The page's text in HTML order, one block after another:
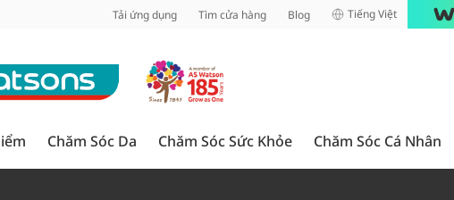
Tải ứng dụng Tìm cửa hàng Blog Tiếng Việt
Chăm Sóc Da Chăm Sóc Sức Khỏe Chăm Sóc Cá Nhân